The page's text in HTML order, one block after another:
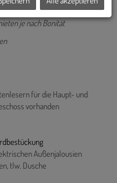
bei kleineren Einheiten)
je nach Bonität
für die Haupt- und
vorhanden
Außenjalousien
tlw. Dusche